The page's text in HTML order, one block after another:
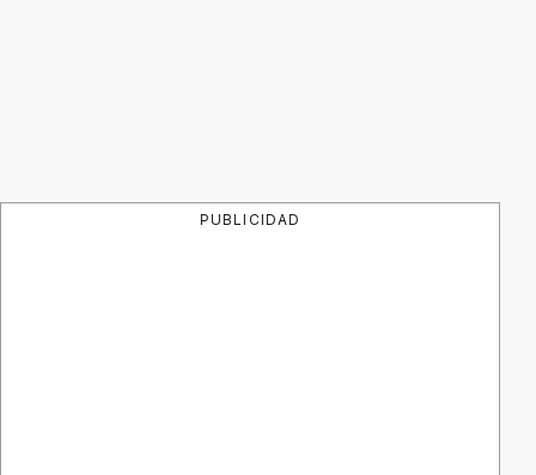
PUBLICIDAD